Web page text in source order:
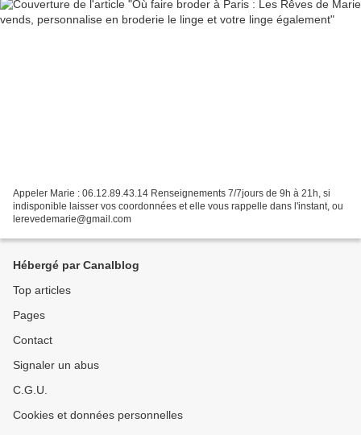
Appeler Marie : 06.12.89.43.14 Renseignements 7/7jours de 9h à 21h, si
indisponible laisser vos coordonnées et elle vous rappelle dans l'instant, ou
lerevedemarie@gmail.com
Hébergé par Canalblog
Top articles
Pages
Contact
Signaler un abus
C.G.U.
Cookies et données personnelles